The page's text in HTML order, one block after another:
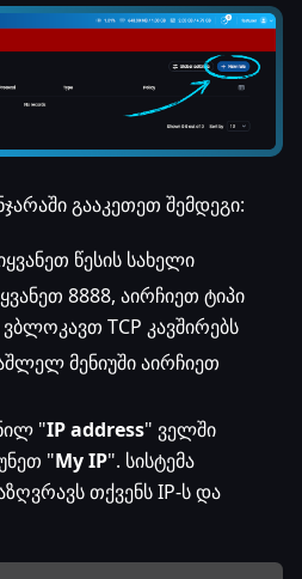
გააკეთეთ შემდეგი:
წესის სახელი
8888, აირჩიეთ ტიპი
TCP კავშირებს
მენიუში აირჩიეთ
"IP address" ველში
"My IP". სისტემა
თქვენს IP-ს და